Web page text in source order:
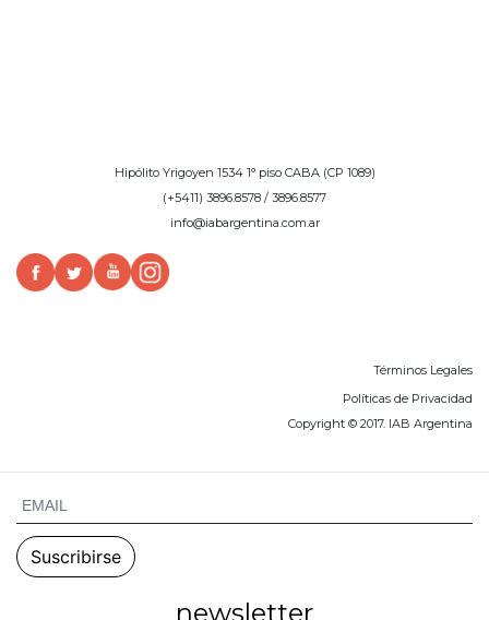
Hipólito Yrigoyen 1534 1° piso CABA (CP 1089)
(+5411) 3896.8578 / 3896.8577
info@iabargentina.com.ar
Términos Legales
Políticas de Privacidad
Copyright © 2017. IAB Argentina
newsletter